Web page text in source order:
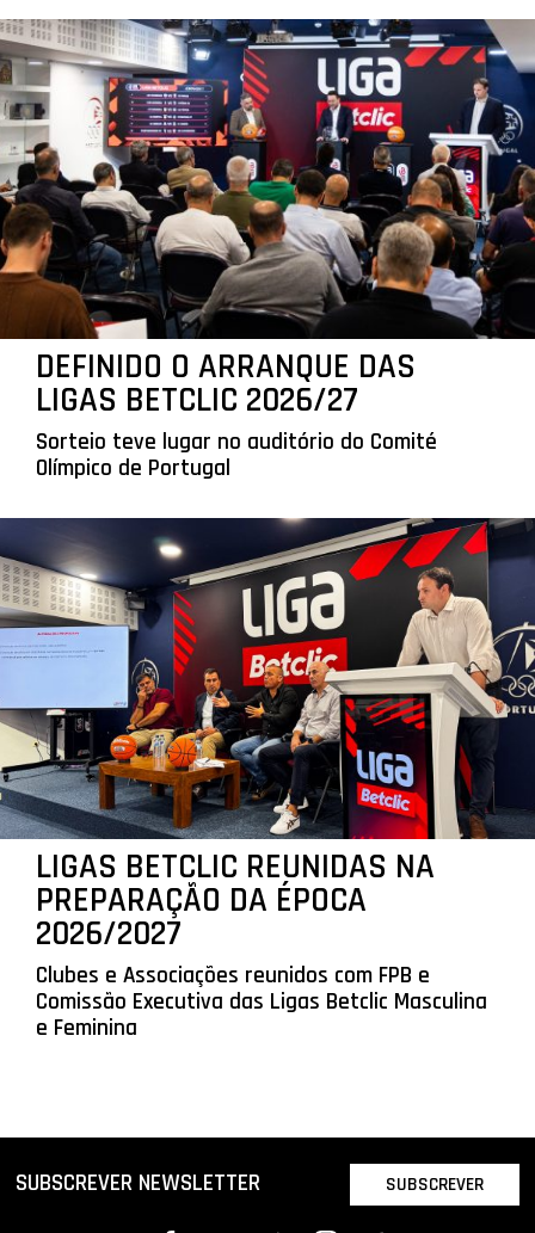
DEFINIDO O ARRANQUE DAS
LIGAS BETCLIC 2026/27
Sorteio teve lugar no auditório do Comité
Olímpico de Portugal
LIGAS BETCLIC REUNIDAS NA
PREPARAÇÃO DA ÉPOCA
2026/2027
Clubes e Associações reunidos com FPB e
Comissão Executiva das Ligas Betclic Masculina
e Feminina
SUBSCREVER NEWSLETTER SUBSCREVER